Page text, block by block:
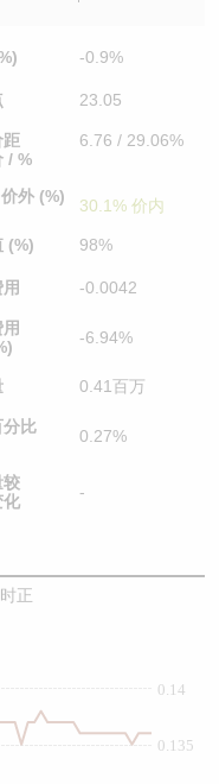
-0.9%
23.05
距
/ %
6.76 / 29.06%
外 (%) 30.1% 价内
(%) 98%
-0.0042
-6.94%
0.41百万
分比
0.27%
较
化
-
正
0.135
0.14